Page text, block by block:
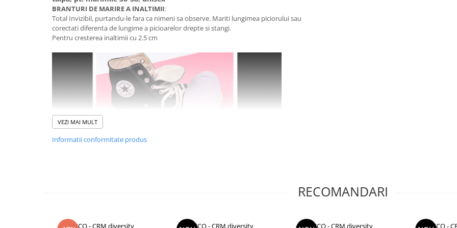
Boxe portabile, cu bluetooth
Cabluri de incarcare
Accesorii diverse
BRANTURI DE MARIRE A INALTIMII:
Total Invizibil, purtandu-le fara ca nimeni sa observe. Mariti lungimea piciorului sau
corectati diferenta de lungime a picioarelor drepte si stangi.
Pentru cresterea inaltimii cu 2.5 cm
VEZI MAI MULT
Informatii conformitate produs
RECOMANDARI
CCO - CRM diversity CCO - CRM diversity CCO - CRM diversity CCO -